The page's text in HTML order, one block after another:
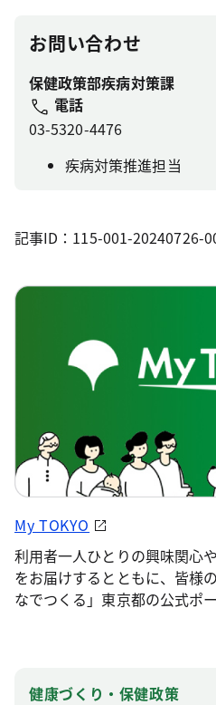
お問い合わせ
保健政策部疾病対策課
電話
03-5320-4476
疾病対策推進担当
記事ID：115-001-20240726-
My TOKYO
利用者一人ひとりの興味関心
をお届けするとともに、皆様
なでつくる」東京都の公式ポ
健康づくり・保健政策